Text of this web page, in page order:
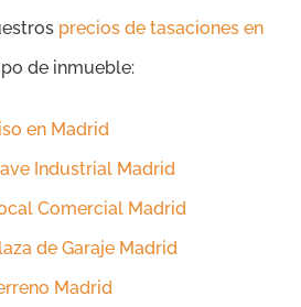
precios de tasaciones en
de inmueble:
en Madrid
Industrial Madrid
Comercial Madrid
de Garaje Madrid
Madrid